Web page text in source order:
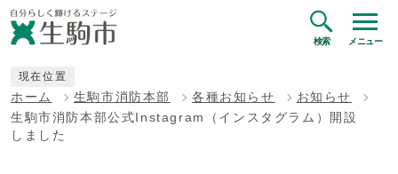
検索 メニュー
現在位置
ホーム 生駒市消防本部 各種お知らせ
お知らせ
生駒市消防本部公式Instagram（インスタグラム）開設
しました